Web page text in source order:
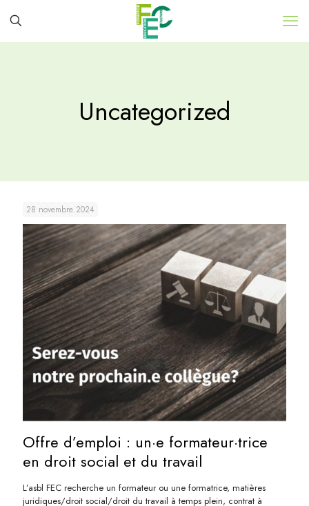
Uncategorized
28 novembre 2024
Offre d’emploi : un·e formateur·trice
en droit social et du travail
L’asbl FEC recherche un formateur ou une formatrice, matières
juridiques/droit social/droit du travail à temps plein, contrat à